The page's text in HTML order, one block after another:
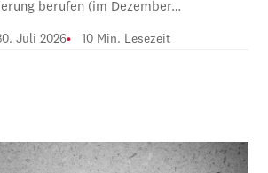
berufen (im Dezember…
Juli 2026 10 Min. Lesezeit